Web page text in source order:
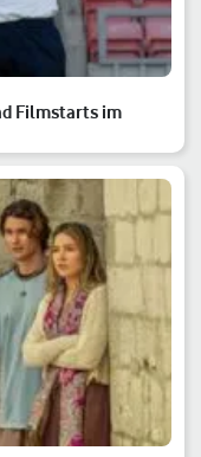
Filmstarts im